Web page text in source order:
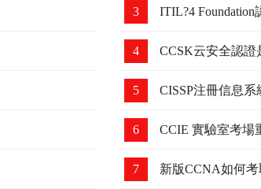
3 ITIL?4
4 CCSK云安全認證
5 CISSP注冊信息
6 CCIE 實驗室考場
7 新版CCNA如何考